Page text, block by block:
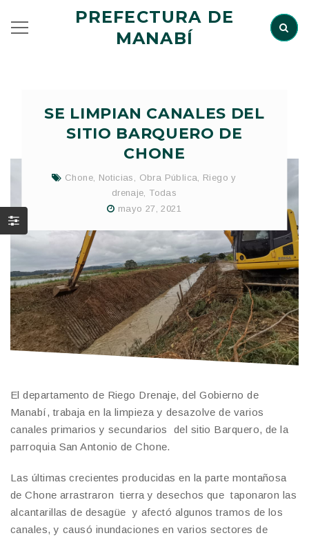
PREFECTURA DE
MANABÍ
SE LIMPIAN CANALES DEL
SITIO BARQUERO DE
CHONE
Chone, Noticias , Obra Pública, Riego y
drenaje, Todas
mayo 27, 2021
El departamento de Riego Drenaje, del Gobierno de
Manabí, trabaja en la limpieza y desazolve de varios
canales primarios y secundarios del sitio Barquero, de la
parroquia San Antonio de Chone.
Las últimas crecientes producidas en la parte montañosa
de Chone arrastraron tierra y desechos que taponaron las
alcantarillas de desagüe y afectó algunos tramos de los
canales, y causó inundaciones en varios sectores de